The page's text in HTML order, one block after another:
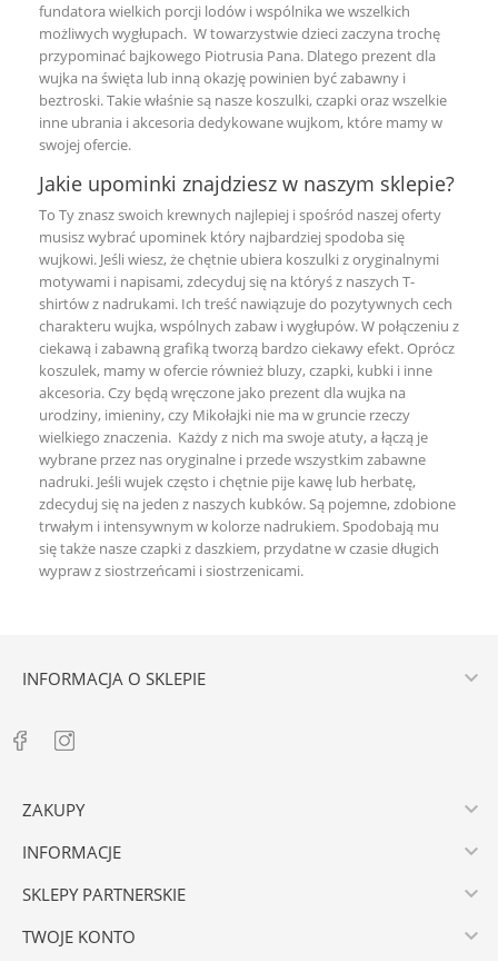
fundatora wielkich porcji lodów i wspólnika we wszelkich
możliwych wygłupach. W towarzystwie dzieci zaczyna trochę
przypominać bajkowego Piotrusia Pana. Dlatego prezent dla
wujka na święta lub inną okazję powinien być zabawny i
beztroski. Takie właśnie są nasze koszulki, czapki oraz wszelkie
inne ubrania i akcesoria dedykowane wujkom, które mamy w
swojej ofercie.
Jakie upominki znajdziesz w naszym sklepie?
To Ty znasz swoich krewnych najlepiej i spośród naszej oferty
musisz wybrać upominek który najbardziej spodoba się
wujkowi. Jeśli wiesz, że chętnie ubiera koszulki z oryginalnymi
motywami i napisami, zdecyduj się na któryś z naszych T-
shirtów z nadrukami. Ich treść nawiązuje do pozytywnych cech
charakteru wujka, wspólnych zabaw i wygłupów. W połączeniu z
ciekawą i zabawną grafiką tworzą bardzo ciekawy efekt. Oprócz
koszulek, mamy w ofercie również bluzy, czapki, kubki i inne
akcesoria. Czy będą wręczone jako prezent dla wujka na
urodziny, imieniny, czy Mikołajki nie ma w gruncie rzeczy
wielkiego znaczenia. Każdy z nich ma swoje atuty, a łączą je
wybrane przez nas oryginalne i przede wszystkim zabawne
nadruki. Jeśli wujek często i chętnie pije kawę lub herbatę,
zdecyduj się na jeden z naszych kubków. Są pojemne, zdobione
trwałym i intensywnym w kolorze nadrukiem. Spodobają mu
się także nasze czapki z daszkiem, przydatne w czasie długich
wypraw z siostrzeńcami i siostrzenicami.
INFORMACJA O SKLEPIE 
ZAKUPY 
INFORMACJE 
SKLEPY PARTNERSKIE 
TWOJE KONTO 